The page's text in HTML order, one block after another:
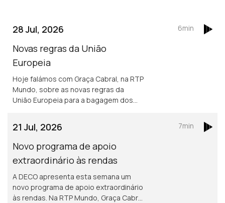
28 Jul, 2026
Novas regras da União
Europeia
Hoje falámos com Graça Cabral, na RTP
Mundo, sobre as novas regras da
União Europeia para a bagagem dos
quem viaja.
6min
21 Jul, 2026
Novo programa de apoio
extraordinário às rendas
A DECO apresenta esta semana um
novo programa de apoio extraordinário
às rendas. Na RTP Mundo, Graça Cabral
7min